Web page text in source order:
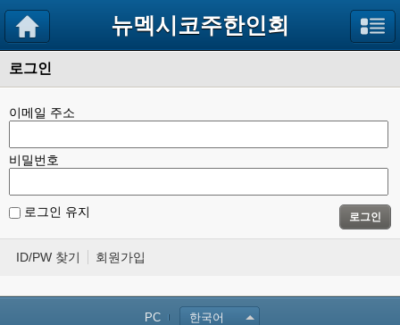
뉴멕시코주한인회
로그인
이메일 주소
비밀번호
로그인 유지 로그인
ID/PW 찾기 회원가입
PC 한국어